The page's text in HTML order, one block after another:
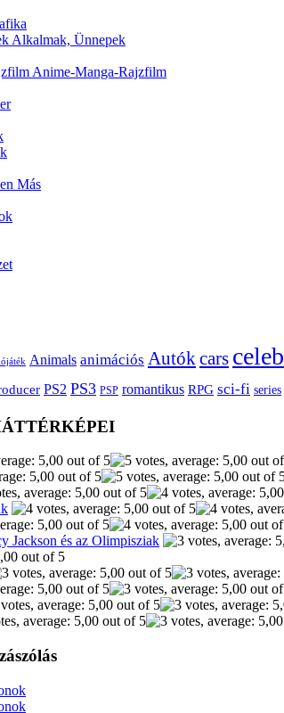
Alkalmak, Ünnepek
Anime-Manga-Rajzfilm
Más
Animals animációs Autókcars celeb
PS2 PS3 PSP romantikus RPG sci-fi series
Jackson és az Olimpisziak